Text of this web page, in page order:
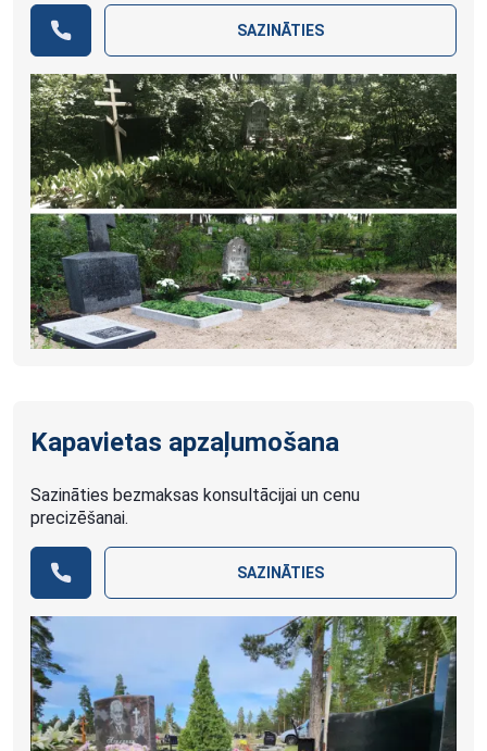
SAZINĀTIES
Kapavietas apzaļumošana
Sazināties bezmaksas konsultācijai un cenu
precizēšanai.
SAZINĀTIES